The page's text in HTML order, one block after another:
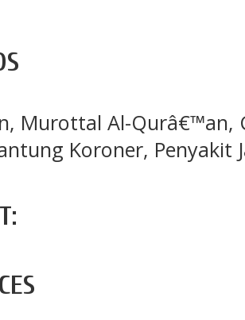
Murottal Al-Qurâ€™an,
Koroner, Penyakit